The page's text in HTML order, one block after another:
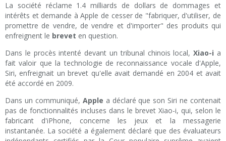
La société réclame 1.4 milliards de dollars de dommages et
intérêts et demande à Apple de cesser de "fabriquer, d'utiliser, de
promettre de vendre, de vendre et d'importer" des produits qui
enfreignent le brevet en question.
Dans le procès intenté devant un tribunal chinois local,Xiao-i a
fait valoir que la technologie de reconnaissance vocale d'Apple,
Siri, enfreignait un brevet qu'elle avait demandé en 2004 et avait
été accordé en 2009.
Dans un communiqué, Apple a déclaré que son Siri ne contenait
pas de fonctionnalités incluses dans le brevet Xiao-i, qui, selon le
fabricant d'iPhone, concerne les jeux et la messagerie
instantanée. La société a également déclaré que des évaluateurs